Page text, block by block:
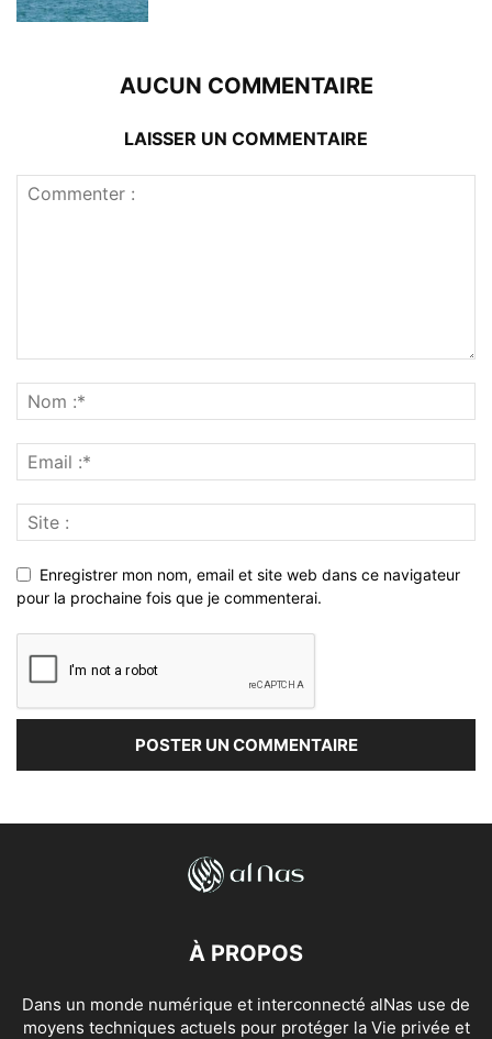
AUCUN COMMENTAIRE
LAISSER UN COMMENTAIRE
Enregistrer mon nom, email et site web dans ce navigateur
pour la prochaine fois que je commenterai.
À PROPOS
Dans un monde numérique et interconnecté alNas use de
moyens techniques actuels pour protéger la Vie privée et